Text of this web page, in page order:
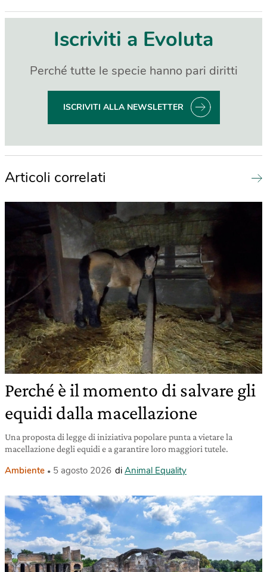
Iscriviti a Evoluta
Perché tutte le specie hanno pari diritti
ISCRIVITI ALLA NEWSLETTER
Articoli correlati
Perché è il momento di salvare gli
equidi dalla macellazione
Una proposta di legge di iniziativa popolare punta a vietare la
macellazione degli equidi e a garantire loro maggiori tutele.
Ambiente 5 agosto 2026 di Animal Equality